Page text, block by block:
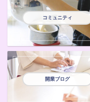
コミュニティ
開業ブログ